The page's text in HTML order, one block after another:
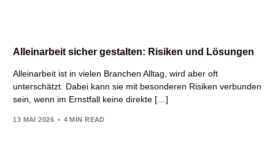
Alleinarbeit sicher gestalten: Risiken und Lösungen
Alleinarbeit ist in vielen Branchen Alltag, wird aber oft
unterschätzt. Dabei kann sie mit besonderen Risiken verbunden
sein, wenn im Ernstfall keine direkte […]
13 MAI 2026 4 MIN READ